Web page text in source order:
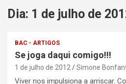
Dia: 1 de julho de
BAC - ARTIGOS
Se joga daqui comigo!!!
1 de julho de 2012 Simone
Viver nos impulsiona a arriscar.